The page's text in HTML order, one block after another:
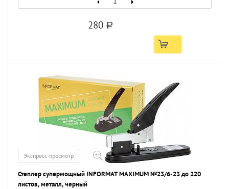
280 a
Экспресс-просмотр
Степлер супермощный INFORMAT MAXIMUM №23/6-23 до 220
листов, металл, черный